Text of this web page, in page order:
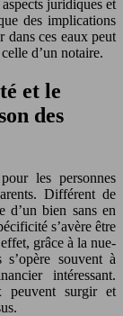
juridiques et
des implications
ces eaux peut
d’un notaire.
et le
des
les personnes
Différent de
d’un bien sans en
s’avère être
grâce à la nue-
souvent à
intéressant.
peuvent surgir et